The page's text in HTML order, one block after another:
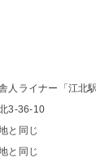
人ライナー「江北
3-36-10
と同じ
と同じ